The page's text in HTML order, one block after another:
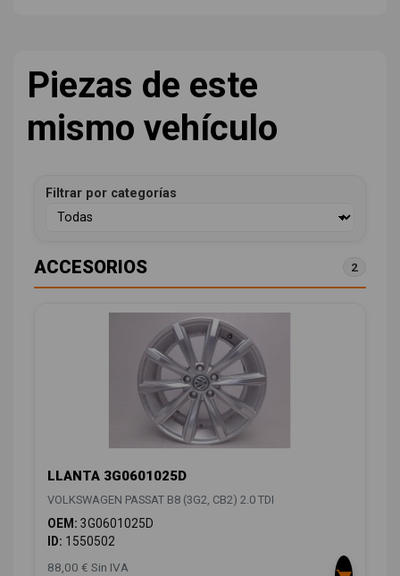
Piezas de este
mismo vehículo
Filtrar por categorías
ACCESORIOS 2
LLANTA 3G0601025D
VOLKSWAGEN PASSAT B8 (3G2, CB2) 2.0 TDI
OEM: 3G0601025D
ID: 1550502
88,00 € Sin IVA